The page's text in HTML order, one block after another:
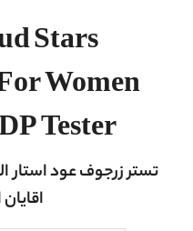
Stars
Women
Tester